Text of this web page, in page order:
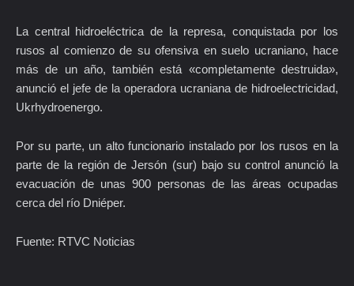
La central hidroeléctrica de la represa, conquistada por los
rusos al comienzo de su ofensiva en suelo ucraniano, hace
más de un año, también está «completamente destruida»,
anunció el jefe de la operadora ucraniana de hidroelectricidad,
Ukrhydroenergo.
Por su parte, un alto funcionario instalado por los rusos en la
parte de la región de Jersón (sur) bajo su control anunció la
evacuación de unas 900 personas de las áreas ocupadas
cerca del río Dniéper.
Fuente: RTVC Noticias